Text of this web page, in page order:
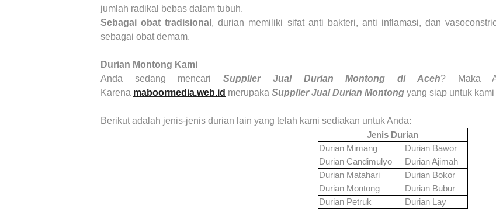
jumlah radikal bebas dalam tubuh.
Sebagai obat tradisional , durian memiliki sifat anti bakteri, anti inflamasi, dan
sebagai obat demam.
Durian Montong Kami
Anda sedang mencariSupplier Jual Durian Montong di Aceh? Maka
Karena maboormedia.web.id merupaka Supplier Jual Durian Montong yang siap untuk
Berikut adalah jenis-jenis durian lain yang telah kami sediakan untuk Anda:
Jenis Durian
Durian Mimang
Durian Bawor
Durian Candimulyo
Durian Ajimah
Durian Matahari
Durian Bokor
Durian Montong
Durian Bubur
Durian Petruk
Durian Lay